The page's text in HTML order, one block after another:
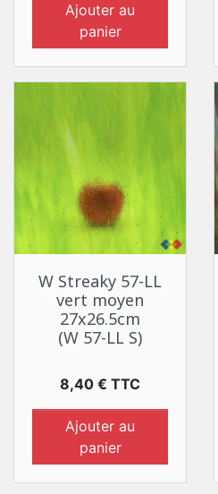
Ajouter au
panier
W Streaky 57-LL
vert moyen
27x26.5cm
(W 57-LL S)
Prix
8,40 € TTC
Ajouter au
panier